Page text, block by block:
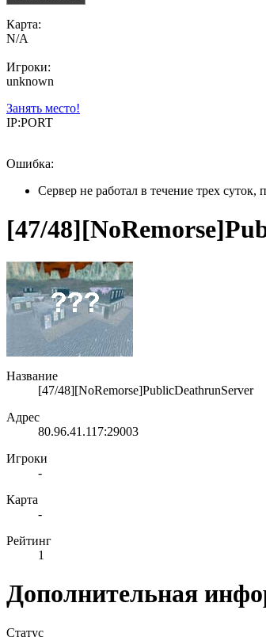
Карта:
N/A
Игроки:
unknown
Занять место!
IP:PORT
Ошибка:
Сервер не работал в течение трех
[47/
Название
[47/48][NoRemorse]PublicDeathrunServer
Адрес
80.96.41.117:29003
Игроки
-
Карта
-
Рейтинг
1
Дополнительная
Статус